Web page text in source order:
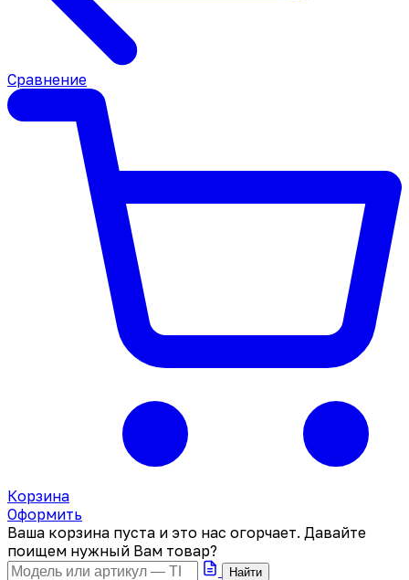
Сравнение
Корзина
Оформить
Ваша корзина пуста и это нас огорчает. Давайте
поищем нужный Вам товар?
Найти